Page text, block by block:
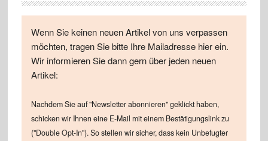
Wenn Sie keinen neuen Artikel von uns verpassen
möchten, tragen Sie bitte Ihre Mailadresse hier ein.
Wir informieren Sie dann gern über jeden neuen
Artikel:
Nachdem Sie auf "Newsletter abonnieren" geklickt haben,
schicken wir Ihnen eine E-Mail mit einem Bestätigungslink zu
("Double Opt-In"). So stellen wir sicher, dass kein Unbefugter